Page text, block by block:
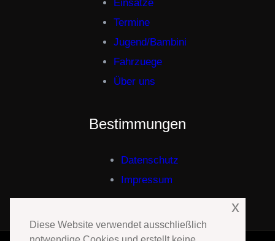
Einsätze
Termine
Jugend/Bambini
Fahrzuege
Über uns
Bestimmungen
Datenschutz
Impressum
Diese Website verwendet ausschließlich
x